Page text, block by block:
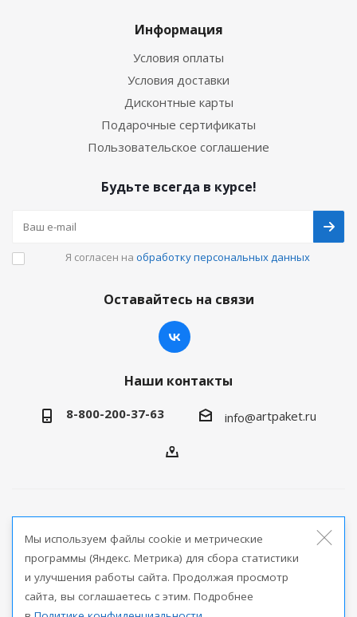
Информация
Условия оплаты
Условия доставки
Дисконтные карты
Подарочные сертификаты
Пользовательское соглашение
Будьте всегда в курсе!
Я согласен на обработку персональных данных
Оставайтесь на связи
Наши контакты
8-800-200-37-63 info@artpaket.ru
продукции
Версия для печати
Мы используем файлы cookie и метрические
программы (Яндекс. Метрика) для сбора статистики
и улучшения работы сайта. Продолжая просмотр
сайта, вы соглашаетесь с этим. Подробнее